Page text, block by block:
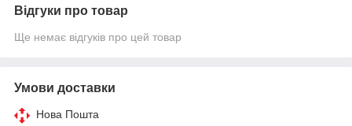
Відгуки про товар
Ще немає відгуків про цей товар
Умови доставки
Нова Пошта